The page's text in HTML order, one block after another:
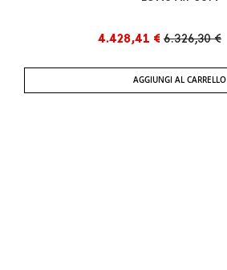
4.428,41 € 6.326,30 €
AGGIUNGI AL CARRELLO